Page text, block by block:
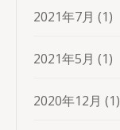
2021年7月 (1)
2021年5月 (1)
2020年12月 (1)